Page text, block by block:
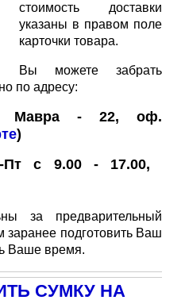
стоимость доставки
указаны в правом поле
карточки товара.
Вы можете забрать
по адресу:
Мавра - 22, оф.
)
Пт с 9.00 - 17.00,
за предварительный
заранее подготовить Ваш
Ваше время.
СУМКУ НА